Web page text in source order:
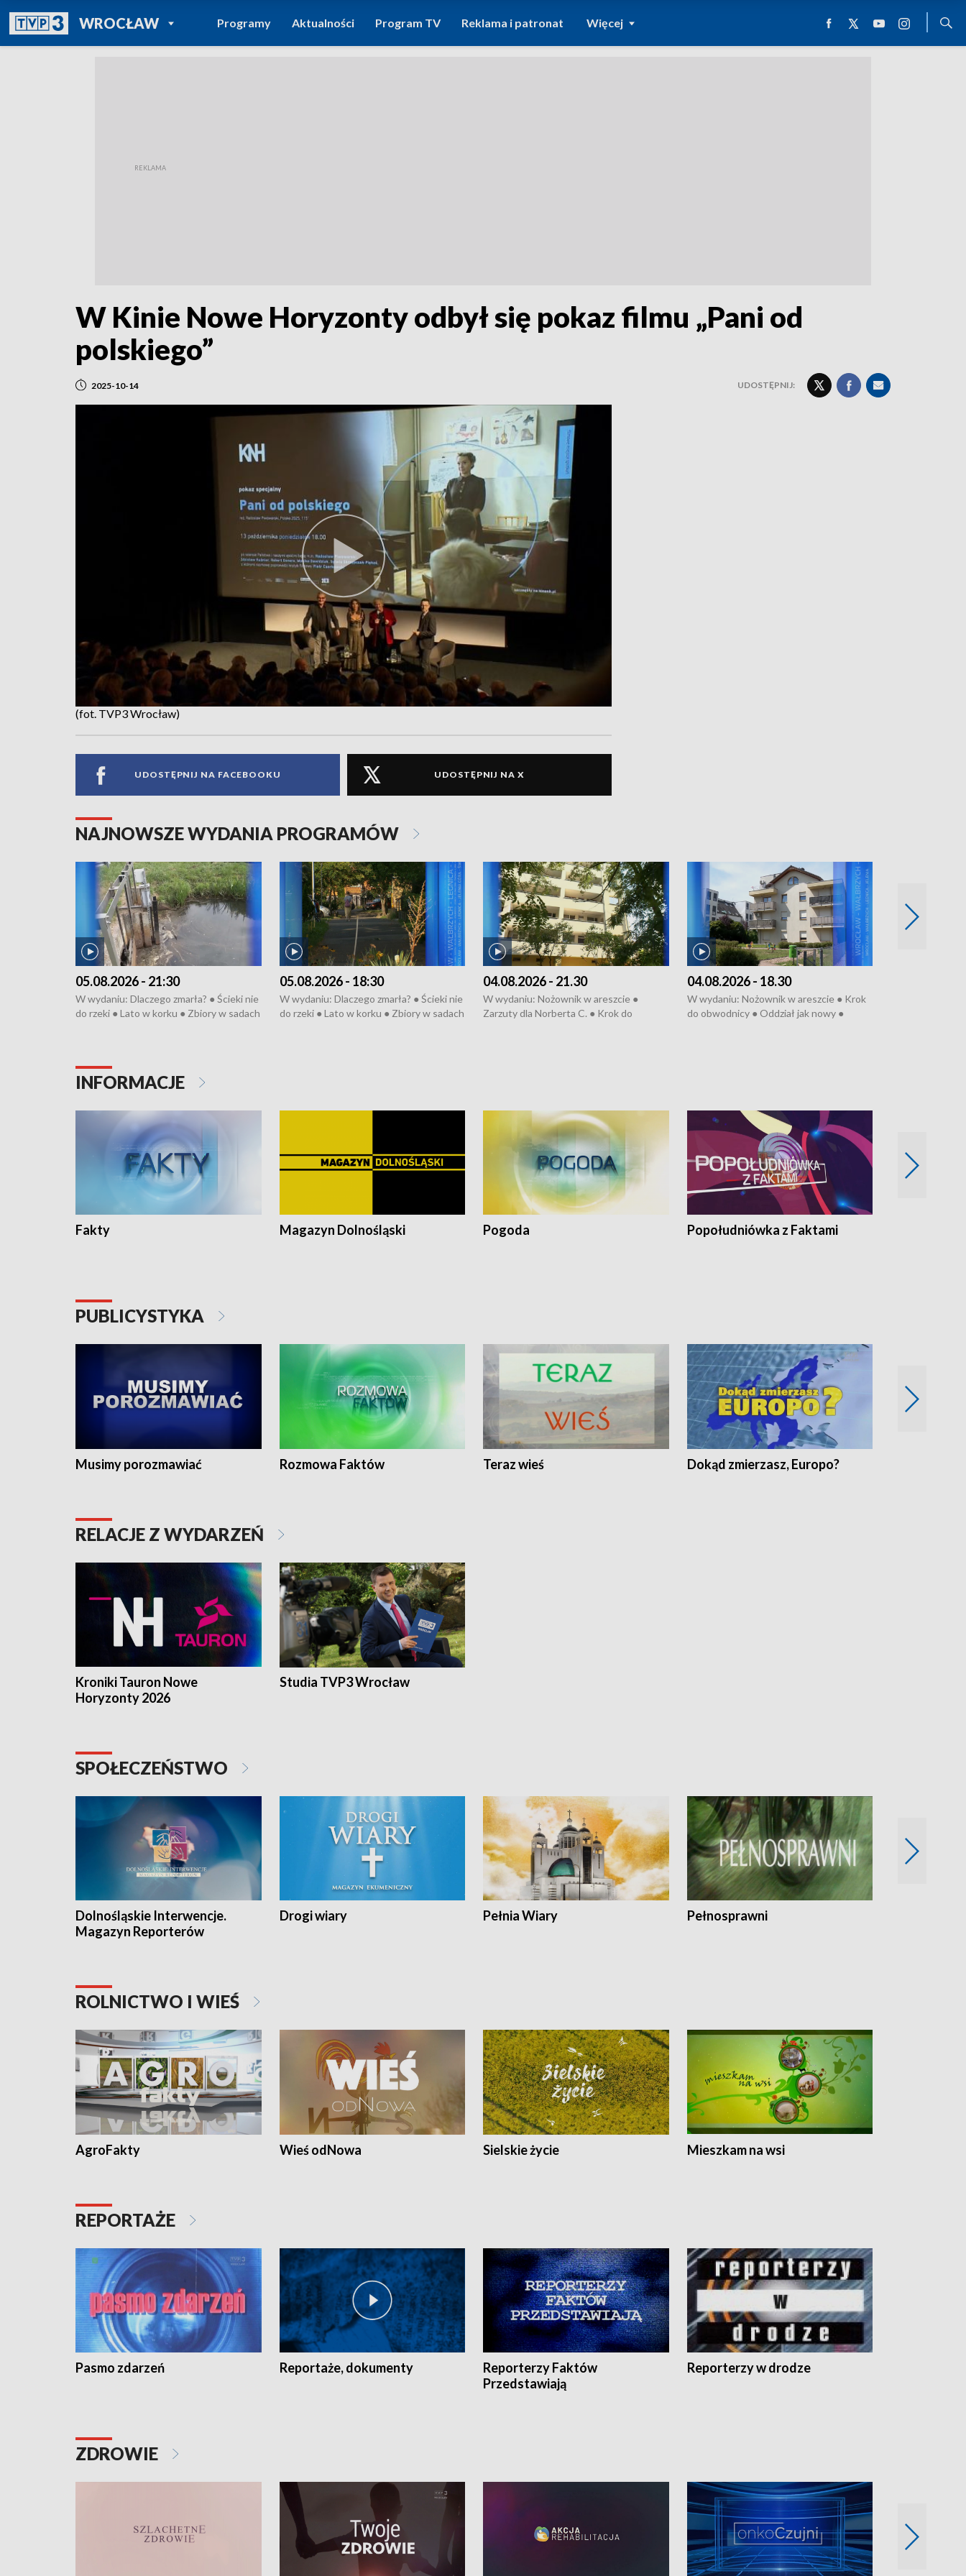
WROCŁAWPOWRÓT DO
TVP REGIONY
Programy Aktualności Program TV Reklama i patronat Więcej
W Kinie Nowe Horyzonty odbył się pokaz filmu „Pani od
polskiego”
2025-10-14 UDOSTĘPNIJ:
(fot. TVP3 Wrocław)
UDOSTĘPNIJ NA FACEBOOKU UDOSTĘPNIJ NA X
NAJNOWSZE WYDANIA PROGRAMÓW
05.08.2026 - 21:30
W wydaniu: Dlaczego zmarła? ● Ścieki nie
do rzeki ● Lato w korku ● Zbiory w sadach
05.08.2026 - 18:30
W wydaniu: Dlaczego zmarła? ● Ścieki nie
do rzeki ● Lato w korku ● Zbiory w sadach
04.08.2026 - 21.30
W wydaniu: Nożownik w areszcie ●
Zarzuty dla Norberta C. ● Krok do
04.08.2026 - 18.30
W wydaniu: Nożownik w areszcie ● Krok
do obwodnicy ● Oddział jak nowy ●
INFORMACJE
Fakty Magazyn Dolnośląski Pogoda Popołudniówka z Faktami
PUBLICYSTYKA
Musimy porozmawiać Rozmowa Faktów Teraz wieś Dokąd zmierzasz, Europo?
RELACJE Z WYDARZEŃ
Kroniki Tauron Nowe
Horyzonty 2026
Studia TVP3 Wrocław
SPOŁECZEŃSTWO
Dolnośląskie Interwencje.
Magazyn Reporterów
Drogi wiary Pełnia Wiary Pełnosprawni
ROLNICTWO I WIEŚ
AgroFakty Wieś odNowa Sielskie życie Mieszkam na wsi
REPORTAŻE
Pasmo zdarzeń Reportaże, dokumenty
Reporterzy Faktów
Przedstawiają
Reporterzy w drodze
ZDROWIE